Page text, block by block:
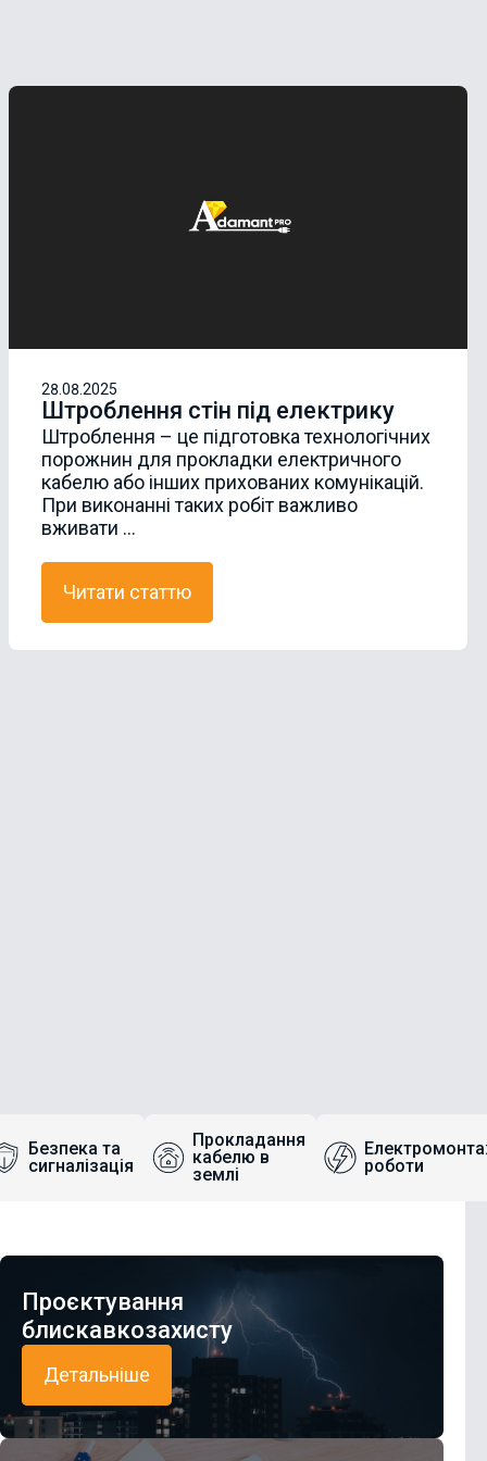
28.08.2025
Штроблення стін під електрику
Штроблення – це підготовка технологічних
порожнин для прокладки електричного
кабелю або інших прихованих комунікацій.
При виконанні таких робіт важливо
вживати ...
Читати статтю
Безпека та
сигналізація
Прокладання
кабелю в
землі
роботи
Проєктування
блискавкозахисту
Детальніше